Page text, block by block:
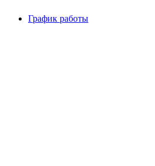
График работы